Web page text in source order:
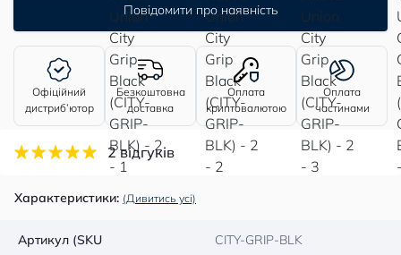
Повідомити про наявність
Офіційний
дистриб’ютор
Безкоштовна
доставка
Оплата
криптовалютою
Оплата
частинами
2 відгуків
Характеристики: (Дивитись усі)
Артикул (SKU CITY-GRIP-BLK